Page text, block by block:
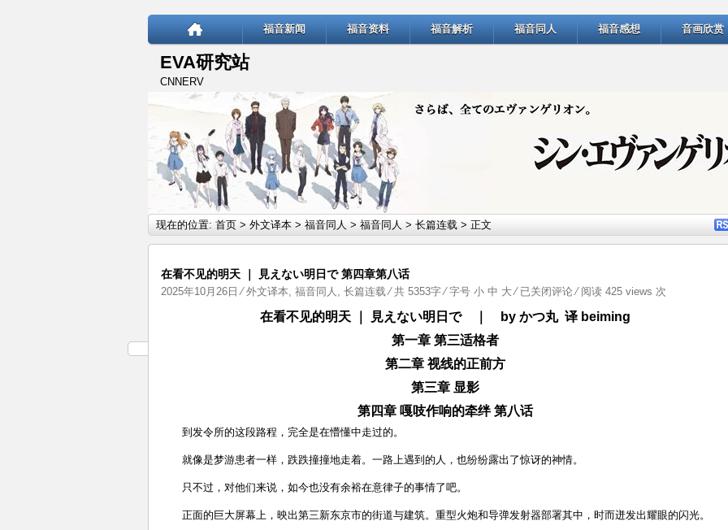
福音新闻 福音资料 福音解析 福音同人 福音感想 音画欣赏
EVA研究站
CNNERV
现在的位置: 首页 > 外文译本 > 福音同人 > 福音同人 > 长篇连载 > 正文
在看不见的明天 ｜ 見えない明日で 第四章第八话
2025年10月26日 ⁄外文译本, 福音同人 , 长篇连载⁄ 共 5353字 ⁄ 字号 小 中 大 ⁄ 在
看
不
｜
え
日
已关闭评论⁄ 阅读 425 views 次
在看不见的明天 ｜ 見えない明日で ｜ by かつ丸 译 beiming
第一章 第三适格者
第二章 视线的正前方
第三章 显影
第四章 嘎吱作响的牵绊 第八话
到发令所的这段路程，完全是在懵懂中走过的。
就像是梦游患者一样，跌跌撞撞地走着。一路上遇到的人，也纷纷露出了惊讶的神情。
只不过，对他们来说，如今也没有余裕在意律子的事情了吧。
正面的巨大屏幕上，映出第三新东京市的街道与建筑。重型火炮和导弹发射器部署其中，时而迸发出耀眼的闪光。